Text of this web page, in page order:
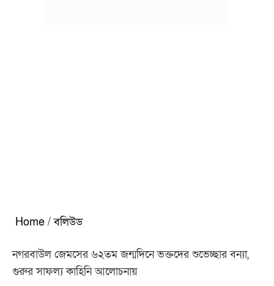
Home / বলিউড
নগরবাউল জেমসের ৬২তম জন্মদিনে ভক্তদের শুভেচ্ছার বন্যা,
গুরুর সাফল্য কাহিনি আলোচনায়